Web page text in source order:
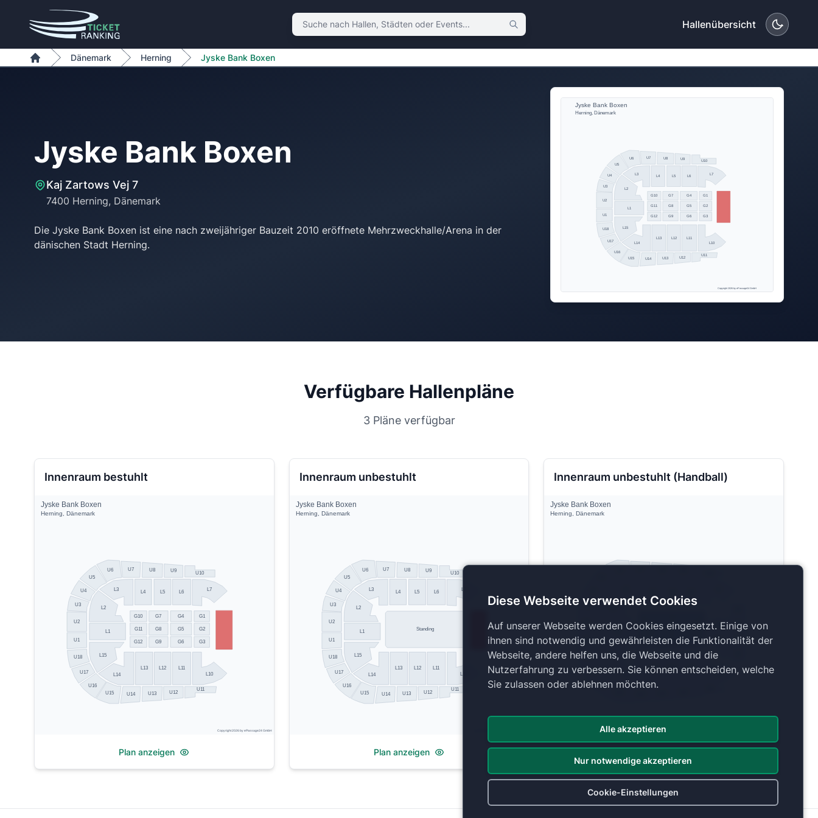
Zum Inhalt springen
Suche nach Hallen, Städten oder Events
Hallenübersicht
Home
Dänemark Herning Jyske Bank Boxen
Jyske Bank Boxen
Kaj Zartows Vej 7
7400 Herning, Dänemark
Die Jyske Bank Boxen ist eine nach zweijähriger Bauzeit 2010 eröffnete Mehrzweckhalle/Arena in der
dänischen Stadt Herning.
L1
L2
L15
L3 L4 L5 L6 L7
L14
L13 L12 L11
L10
U10
U9
U8
U7
U6
U5
U4
U3
U2
U18
U17
U16
U15
U14 U13 U12
U1
U11
G2
G1
G3
G5
G4
G6
G8
G7
G9
G11
G10
G12
Jyske Bank Boxen
Herning, Dänemark
Copyright 2026 by ePassage24 GmbH
Verfügbare Hallenpläne
3 Pläne verfügbar
Innenraum bestuhlt
L1
L2
L15
L3 L4 L5 L6 L7
L14
L13 L12 L11
L10
U10
U9
U8
U7
U6
U5
U4
U3
U2
U18
U17
U16
U15 U14 U13 U12
U1
U11
G2
G1
G3
G5
G4
G6
G8
G7
G9
G11
G10
G12
Jyske Bank Boxen
Herning, Dänemark
Copyright 2026 by ePassage24 GmbH
Plan anzeigen
Innenraum unbestuhlt
L1
L2
L15
L3 L4 L5 L6 L7
L14
L13 L12 L11
L10
U10
U9
U8
U7
U6
U5
U4
U3
U2
U18
U17
U16
U15 U14 U13 U12
U1
U11
Standing
Jyske Bank Boxen
Herning, Dänemark
Plan anzeigen
Innenraum unbestuhlt (Handball)
L1
L15
L14
L13 L12 L11
L10
U3
U18
U17
U16
S3
U1 L9 S2
Jyske Bank Boxen
Herning, Dänemark
Plan anzeigen
Diese Webseite verwendet Cookies
Auf unserer Webseite werden Cookies eingesetzt. Einige von
ihnen sind notwendig und gewährleisten die Funktionalität der
Webseite, andere helfen uns, die Webseite und die
Nutzerfahrung zu verbessern. Sie können entscheiden, welche
Sie zulassen oder ablehnen möchten.
Alle akzeptieren
Nur notwendige akzeptieren
Cookie-Einstellungen